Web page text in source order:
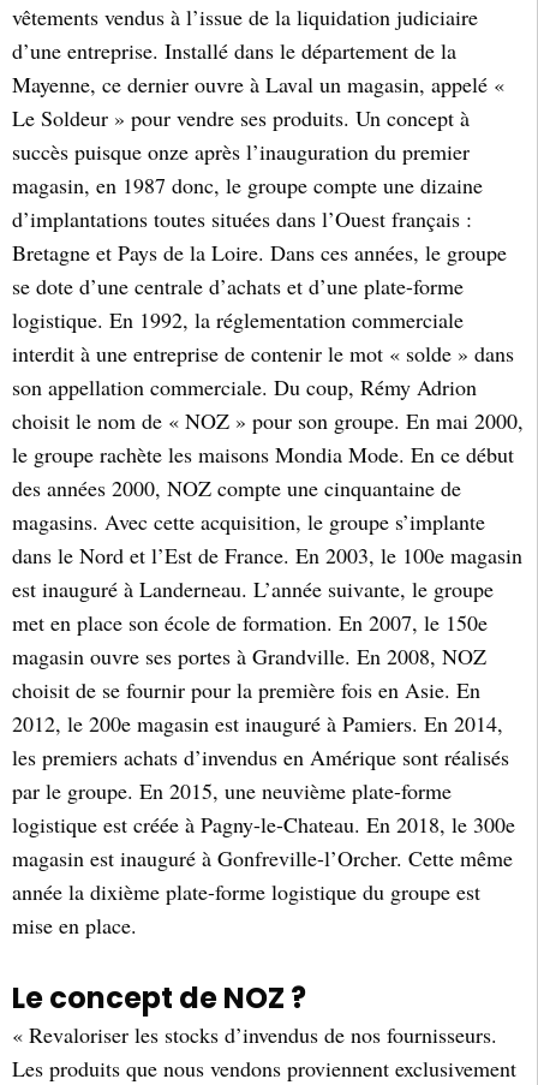
vêtements vendus à l’issue de la liquidation judiciaire
d’une entreprise. Installé dans le département de la
Mayenne, ce dernier ouvre à Laval un magasin, appelé «
Le Soldeur » pour vendre ses produits. Un concept à
succès puisque onze après l’inauguration du premier
magasin, en 1987 donc, le groupe compte une dizaine
d’implantations toutes situées dans l’Ouest français :
Bretagne et Pays de la Loire. Dans ces années, le groupe
se dote d’une centrale d’achats et d’une plate-forme
logistique. En 1992, la réglementation commerciale
interdit à une entreprise de contenir le mot « solde » dans
son appellation commerciale. Du coup, Rémy Adrion
choisit le nom de « NOZ » pour son groupe. En mai 2000,
le groupe rachète les maisons Mondia Mode. En ce début
des années 2000, NOZ compte une cinquantaine de
magasins. Avec cette acquisition, le groupe s’implante
dans le Nord et l’Est de France. En 2003, le 100e magasin
est inauguré à Landerneau. L’année suivante, le groupe
met en place son école de formation. En 2007, le 150e
magasin ouvre ses portes à Grandville. En 2008, NOZ
choisit de se fournir pour la première fois en Asie. En
2012, le 200e magasin est inauguré à Pamiers. En 2014,
les premiers achats d’invendus en Amérique sont réalisés
par le groupe. En 2015, une neuvième plate-forme
logistique est créée à Pagny-le-Chateau. En 2018, le 300e
magasin est inauguré à Gonfreville-l’Orcher. Cette même
année la dixième plate-forme logistique du groupe est
mise en place.
Le concept de NOZ ?
« Revaloriser les stocks d’invendus de nos fournisseurs.
Les produits que nous vendons proviennent exclusivement